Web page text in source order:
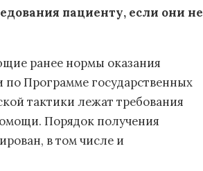
пациенту, если они не
ранее нормы оказания
Программе государственных
тактики лежат требования
Порядок получения
в том числе и